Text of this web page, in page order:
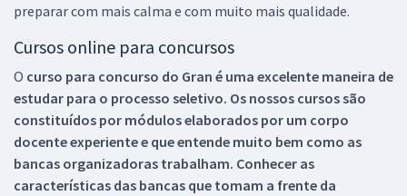
preparar com mais calma e com muito mais qualidade.
Cursos online para concursos
O curso para concurso do Gran é uma excelente maneira de
estudar para o processo seletivo. Os nossos cursos são
constituídos por módulos elaborados por um corpo
docente experiente e que entende muito bem como as
bancas organizadoras trabalham. Conhecer as
características das bancas que tomam a frente da